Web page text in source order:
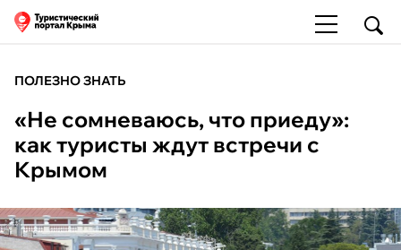
ПОЛЕЗНО ЗНАТЬ
«Не сомневаюсь, что приеду»:
как туристы ждут встречи с
Крымом